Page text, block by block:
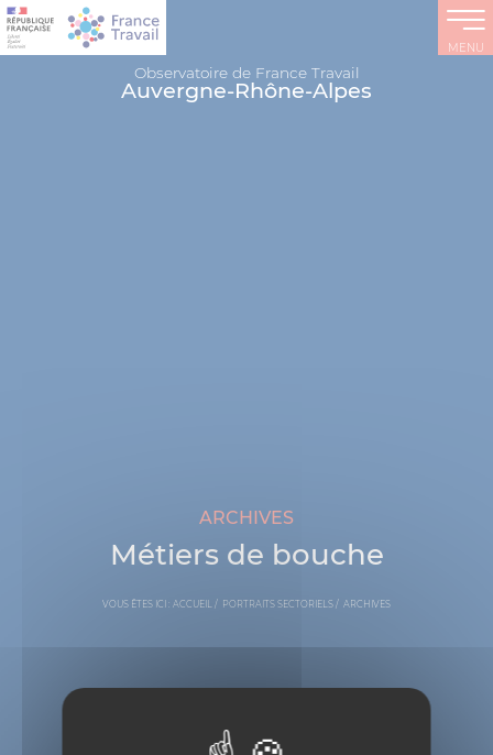
Observatoire de France Travail
Auvergne-Rhône-Alpes
MENU
ARCHIVES
Métiers de bouche
VOUS ÊTES ICI : ACCUEIL PORTRAITS SECTORIELS ARCHIVES